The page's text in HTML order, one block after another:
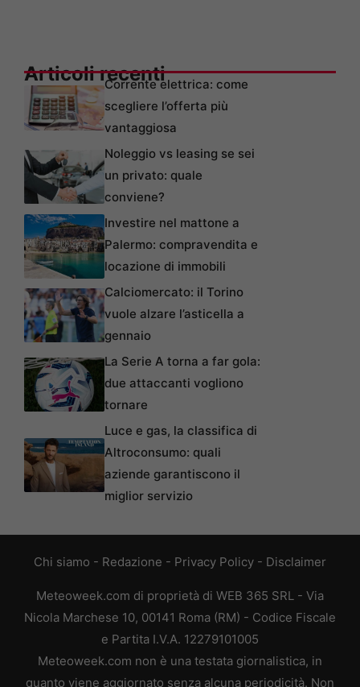
Articoli recentiCorrente elettrica: come
scegliere l’offerta più
vantaggiosa
Noleggio vs leasing se sei
un privato: quale
conviene?
Investire nel mattone a
Palermo: compravendita e
locazione di immobili
Calciomercato: il Torino
vuole alzare l’asticella a
gennaio
La Serie A torna a far gola:
due attaccanti vogliono
tornare
Luce e gas, la classifica di
Altroconsumo: quali
aziende garantiscono il
miglior servizio
Chi siamo - Redazione - Privacy Policy - Disclaimer
Meteoweek.com di proprietà di WEB 365 SRL - Via
Nicola Marchese 10, 00141 Roma (RM) - Codice Fiscale
e Partita I.V.A. 12279101005
Meteoweek.com non è una testata giornalistica, in
quanto viene aggiornato senza alcuna periodicità. Non